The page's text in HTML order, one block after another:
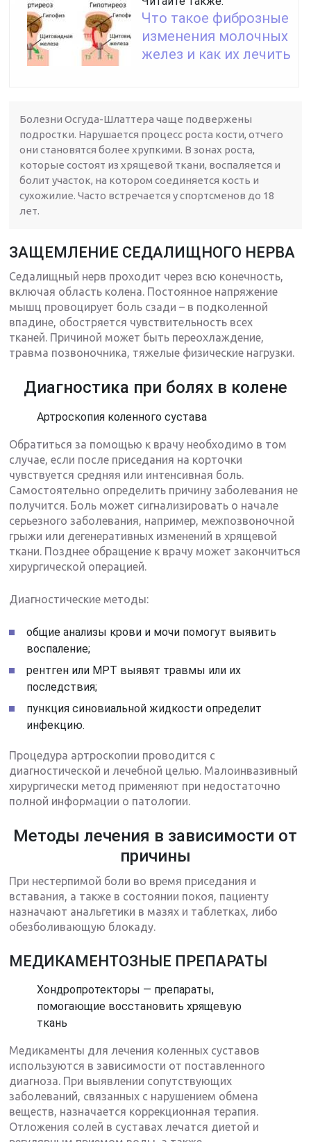
Что такое фиброзные
изменения молочных
желез и как их лечить
Болезни Осгуда-Шлаттера чаще подвержены
подростки. Нарушается процесс роста кости, отчего
они становятся более хрупкими. В зонах роста,
которые состоят из хрящевой ткани, воспаляется и
болит участок, на котором соединяется кость и
сухожилие. Часто встречается у спортсменов до 18
лет.
ЗАЩЕМЛЕНИЕ СЕДАЛИЩНОГО НЕРВА
Седалищный нерв проходит через всю конечность,
включая область колена. Постоянное напряжение
мышц провоцирует боль сзади – в подколенной
впадине, обостряется чувствительность всех
тканей. Причиной может быть переохлаждение,
травма позвоночника, тяжелые физические нагрузки.
Диагностика при болях в колене
Артроскопия коленного сустава
Обратиться за помощью к врачу необходимо в том
случае, если после приседания на корточки
чувствуется средняя или интенсивная боль.
Самостоятельно определить причину заболевания не
получится. Боль может сигнализировать о начале
серьезного заболевания, например, межпозвоночной
грыжи или дегенеративных изменений в хрящевой
ткани. Позднее обращение к врачу может закончиться
хирургической операцией.
Диагностические методы:
общие анализы крови и мочи помогут выявить
воспаление;
рентген или МРТ выявят травмы или их
последствия;
пункция синовиальной жидкости определит
инфекцию.
Процедура артроскопии проводится с
диагностической и лечебной целью. Малоинвазивный
хирургически метод применяют при недостаточно
полной информации о патологии.
Методы лечения в зависимости от
причины
При нестерпимой боли во время приседания и
вставания, а также в состоянии покоя, пациенту
назначают анальгетики в мазях и таблетках, либо
обезболивающую блокаду.
МЕДИКАМЕНТОЗНЫЕ ПРЕПАРАТЫ
Хондропротекторы — препараты,
помогающие восстановить хрящевую
ткань
Медикаменты для лечения коленных суставов
используются в зависимости от поставленного
диагноза. При выявлении сопутствующих
заболеваний, связанных с нарушением обмена
веществ, назначается коррекционная терапия.
Отложения солей в суставах лечатся диетой и